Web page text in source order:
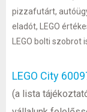
pizzafutárt,
eladót, LEGO
LEGO bolti szobrot
LEGO City
(a lista